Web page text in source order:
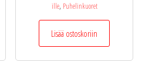
ille, Puhelinkuoret
Lisää ostoskoriin